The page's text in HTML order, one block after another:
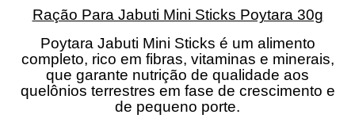
Ração Para Jabuti Mini Sticks Poytara 30g
Poytara Jabuti Mini Sticks é um alimento
completo, rico em fibras, vitaminas e minerais,
que garante nutrição de qualidade aos
quelônios terrestres em fase de crescimento e
de pequeno porte.